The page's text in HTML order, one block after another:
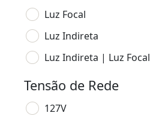
Luz Focal
Luz Indireta
Luz Indireta | Luz Focal
Tensão de Rede
127V